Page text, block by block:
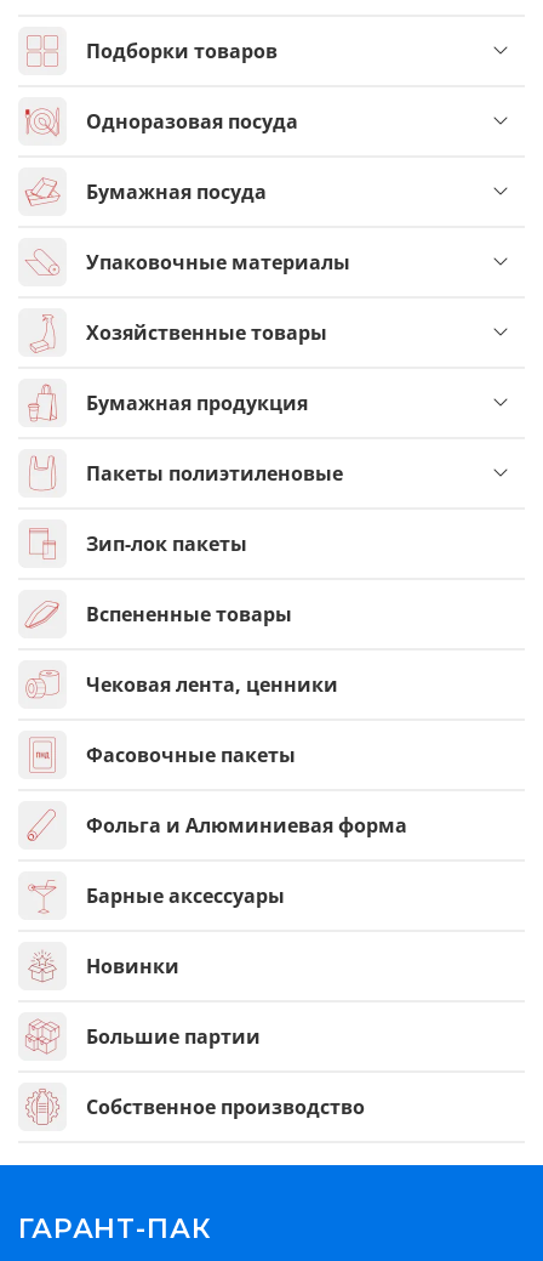
Подборки товаров
Одноразовая посуда
Бумажная посуда
Упаковочные материалы
Хозяйственные товары
Бумажная продукция
Пакеты полиэтиленовые
Зип-лок пакеты
Вспененные товары
Чековая лента, ценники
Фасовочные пакеты
Фольга и Алюминиевая форма
Барные аксессуары
Новинки
Большие партии
Собственное производство
ГАРАНТ-ПАК